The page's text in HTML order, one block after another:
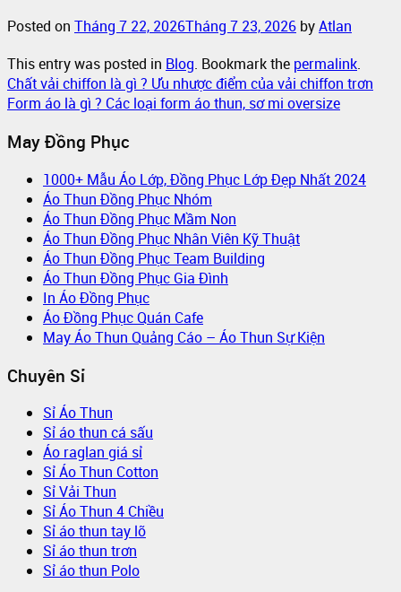
Posted on Tháng 7 22, 2026Tháng 7 23, 2026 byAtlan
This entry was posted in Blog. Bookmark the permalink.
Chất vải chiffon là gì ? Ưu nhược điểm của vải chiffon trơn
Form áo là gì ? Các loại form áo thun, sơ mi oversize
May Đồng Phục
1000+ Mẫu Áo Lớp, Đồng Phục Lớp Đẹp Nhất 2024
Áo Thun Đồng Phục Nhóm
Áo Thun Đồng Phục Mầm Non
Áo Thun Đồng Phục Nhân Viên Kỹ Thuật
Áo Thun Đồng Phục Team Building
Áo Thun Đồng Phục Gia Đình
In Áo Đồng Phục
Áo Đồng Phục Quán Cafe
May Áo Thun Quảng Cáo – Áo Thun Sự Kiện
Chuyên Sỉ
Sỉ Áo Thun
Sỉ áo thun cá sấu
Áo raglan giá sỉ
Sỉ Áo Thun Cotton
Sỉ Vải Thun
Sỉ Áo Thun 4 Chiều
Sỉ áo thun tay lỡ
Sỉ áo thun trơn
Sỉ áo thun Polo